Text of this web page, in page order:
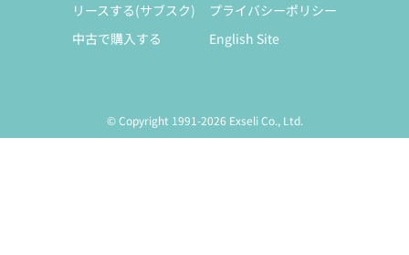
リースする(サブスク)
中古で購入する
プライバシーポリシー
English Site
© Copyright 1991-2026 Exseli Co., Ltd.